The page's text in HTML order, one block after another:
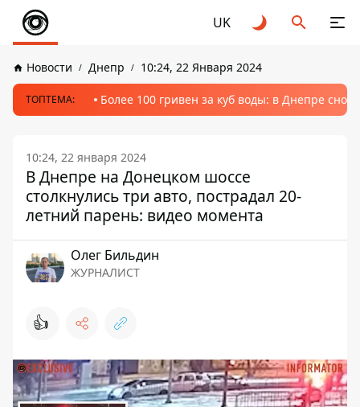
UK
Новости Днепр 10:24, 22 Января 2024
ТОПТЕМА: Более 100 гривен за куб воды: в Днепре
10:24, 22 января 2024
В Днепре на Донецком шоссе
столкнулись три авто, пострадал 20-
летний парень: видео момента
Олег Бильдин
ЖУРНАЛИСТ
👍